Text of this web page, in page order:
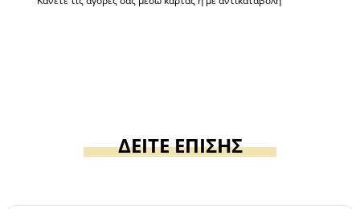
ΔΕΙΤΕ ΕΠΙΣΗΣ